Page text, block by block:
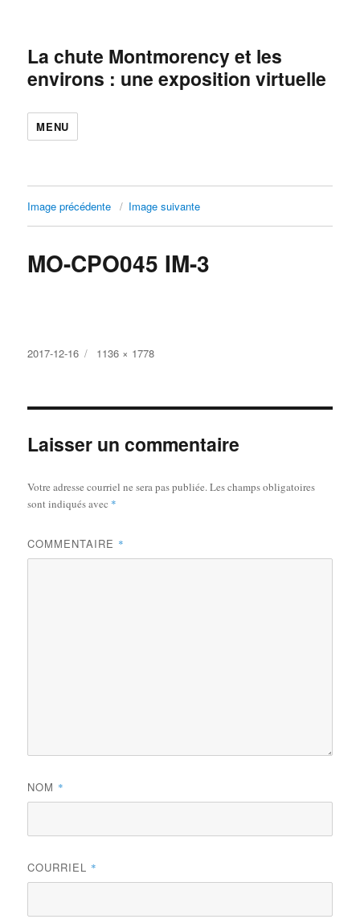
La chute Montmorency et les
environs : une exposition virtuelle
MENU
Image précédente Image suivante
MO-CPO045 IM-3
Publié
2017-12-16
Taille
1136 × 1778
Laisser un commentaire
Votre adresse courriel ne sera pas publiée.Les champs obligatoires
sont indiqués avec *
COMMENTAIRE *
NOM *
COURRIEL *